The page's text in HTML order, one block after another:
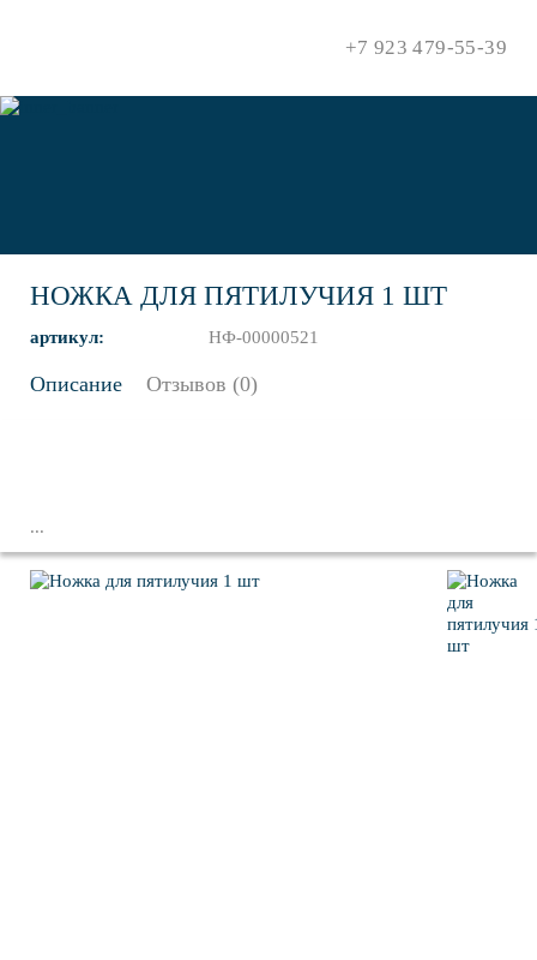
+7 923 479-55-39
НОЖКА ДЛЯ ПЯТИЛУЧИЯ 1 ШТ
артикул: НФ-00000521
Описание Отзывов (0)